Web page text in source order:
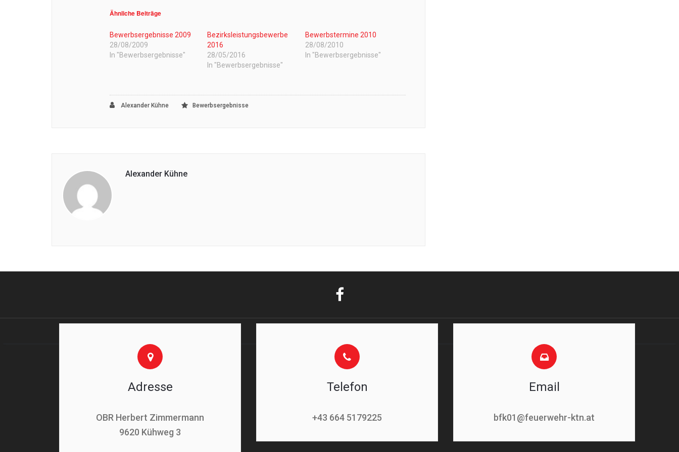
Ähnliche Beiträge
Bewerbsergebnisse 2009
28/08/2009
In "Bewerbsergebnisse"
Bezirksleistungsbewerbe
2016
28/05/2016
In "Bewerbsergebnisse"
Bewerbstermine 2010
28/08/2010
In "Bewerbsergebnisse"
Alexander Kühne Bewerbsergebnisse
Alexander Kühne
Adresse
OBR Herbert Zimmermann
9620 Kühweg 3
Telefon
+43 664 5179225
Email
bfk01@feuerwehr-ktn.at